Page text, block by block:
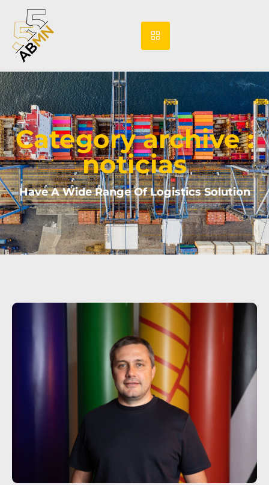
Category archive:
noticias
Have A Wide Range Of Logistics Solution